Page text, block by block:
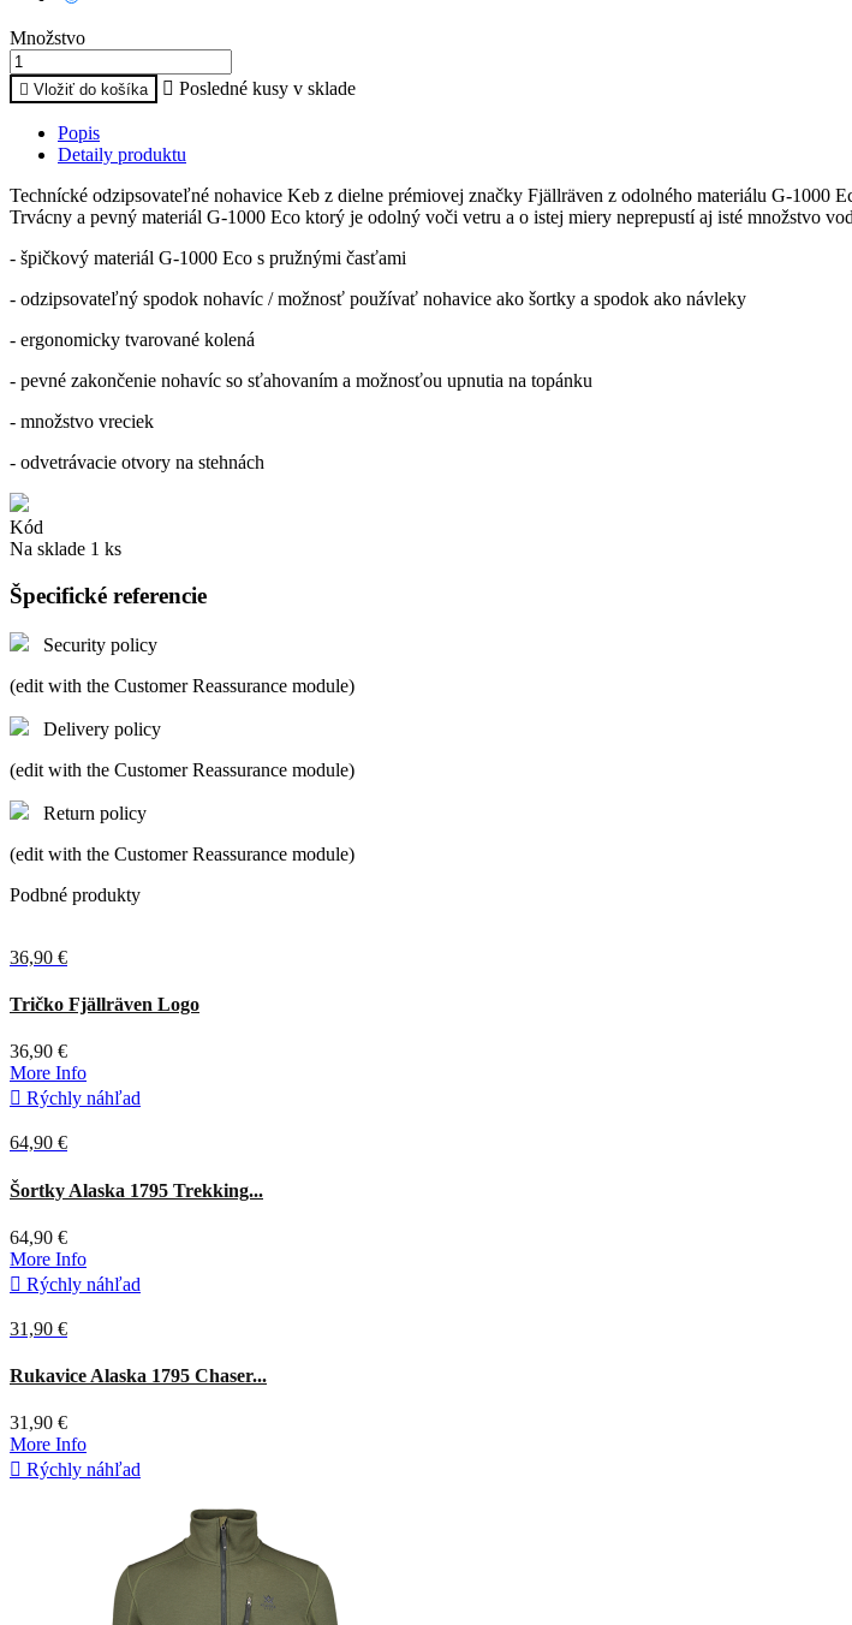
Množstvo
 Vložiť do košíka  Posledné kusy v sklade
Popis
Detaily produktu
Technícké odzipsovateľné nohavice Keb z dielne prémiovej značky Fjällräven z odolného materiálu G-1000
Trvácny a pevný materiál G-1000 Eco ktorý je odolný voči vetru a o istej miery neprepustí aj isté množstvo
- špičkový materiál G-1000 Eco s pružnými časťami
- odzipsovateľný spodok nohavíc / možnosť používať nohavice ako šortky a spodok ako návleky
- ergonomicky tvarované kolená
- pevné zakončenie nohavíc so sťahovaním a možnosťou upnutia na topánku
- množstvo vreciek
- odvetrávacie otvory na stehnách
Kód
Na sklade 1 ks
Špecifické referencie
Security policy
(edit with the Customer Reassurance module)
Delivery policy
(edit with the Customer Reassurance module)
Return policy
(edit with the Customer Reassurance module)
Podbné produkty
36,90 €
Tričko Fjällräven Logo
36,90 €
More Info
 Rýchly náhľad
64,90 €
Tmavá
olivová
Šortky Alaska 1795 Trekking...
64,90 €
More Info
 Rýchly náhľad
31,90 €
Tmavá
olivová
Rukavice Alaska 1795 Chaser...
31,90 €
More Info
 Rýchly náhľad